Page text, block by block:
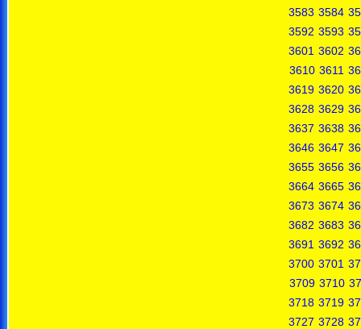
3583 3584
3592 3593
3601 3602
3610 3611
3619 3620
3628 3629
3637 3638
3646 3647
3655 3656
3664 3665
3673 3674
3682 3683
3691 3692
3700 3701
3709 3710
3718 3719
3727 3728